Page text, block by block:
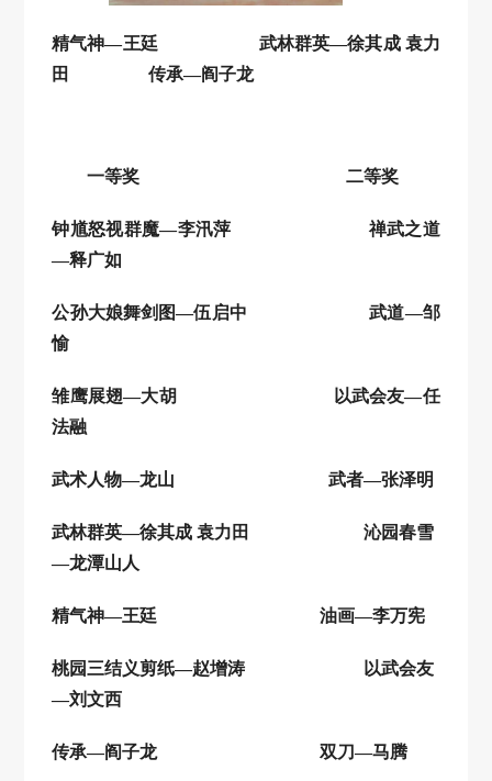
精气神—王廷武林群英—徐其成 袁力
田传承—阎子龙
一等奖 二等奖
钟馗怒视群魔—李汛萍
禅武之道
—释广如
公孙大娘舞剑图—伍启中 武道—邹
愉
雏鹰展翅—大胡 以武会友—任
法融
武术人物—龙山 武者—张泽明
武林群英—徐其成 袁力田
沁园春雪
—龙潭山人
精气神—王廷 油画—李万宪
桃园三结义剪纸—赵增涛
以武会友
—刘文西
传承—阎子龙 双刀—马腾